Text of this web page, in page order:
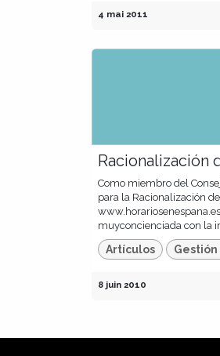
4 mai 2011
Racionalización
Como miembro del
para la Racionalización
muyconcienciada con la
Artículos
8 juin 2010